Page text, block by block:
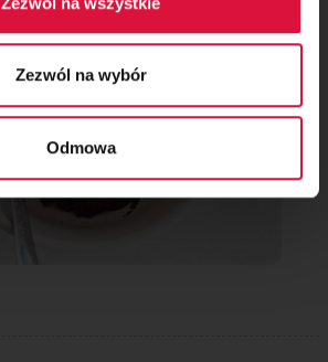
Zezwól na wybór
Odmowa